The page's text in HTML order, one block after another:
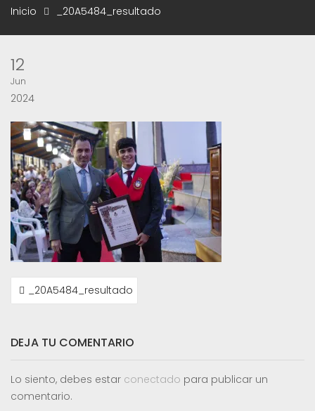
Inicio _20A5484_resultado
12
Jun
2024
NAVEGACIÓN
DE_20A5484_resultado
DEJA TU COMENTARIO
Lo siento, debes estar conectado para publicar un
comentario.